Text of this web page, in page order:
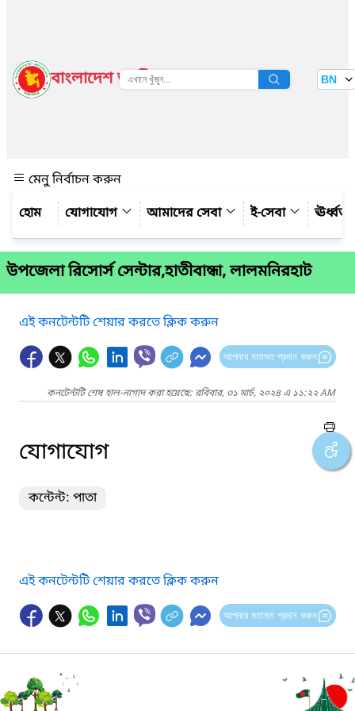
বাংলাদেশ জাতীয় তথ্য বাতায়ন BN
মেনু নির্বাচন করুন
যোগাযোগ
আমাদের সেবা ই-সেবা
উপজেলা রিসোর্স সেন্টার,হাতীবান্ধা, লালমনিরহাট
এই কনটেন্টটি শেয়ার করতে ক্লিক করুন
আপনার মতামত প্রদান করুন
কনটেন্টটি শেষ হাল-নাগাদ করা হয়েছে: রবিবার, ৩১ মার্চ, ২০২৪ এ ১১:২২ AM
যোগাযোগ
কন্টেন্ট: পাতা
এই কনটেন্টটি শেয়ার করতে ক্লিক করুন
আপনার মতামত প্রদান করুন